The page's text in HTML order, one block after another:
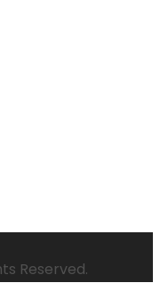
Reserved.